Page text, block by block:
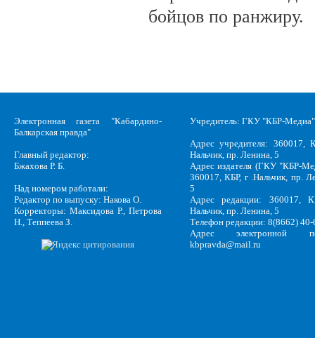
бойцов по ранжиру.
Электронная газета "Кабардино-
Балкарская правда"
Главный редактор:
Бжахова Р. Б.
Над номером работали:
Редактор по выпуску: Накова О.
Корректоры: Максидова Р., Петрова
Н., Теппеева З.
Учредитель: ГКУ "КБР-Медиа"
Адрес учредителя: 360017,
Нальчик, пр. Ленина, 5
Адрес издателя (ГКУ "КБР-
360017, КБР, г .Нальчик, пр.
5
Адрес редакции: 360017,
Нальчик, пр. Ленина, 5
Телефон редакции: 8(8662)
Адрес электронной
kbpravda@mail.ru